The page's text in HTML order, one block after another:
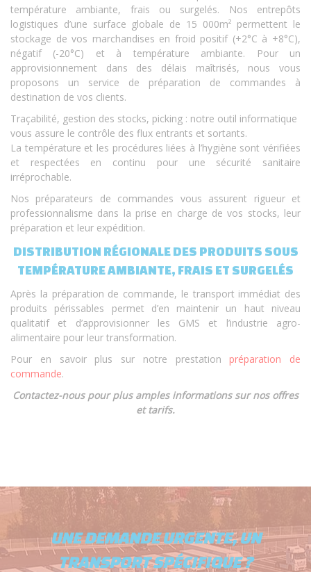
température ambiante, frais ou surgelés. Nos entrepôts
logistiques d’une surface globale de 15 000m² permettent le
stockage de vos marchandises en froid positif (+2°C à +8°C),
négatif (-20°C) et à température ambiante. Pour un
approvisionnement dans des délais maîtrisés, nous vous
proposons un service de préparation de commandes à
destination de vos clients.
Traçabilité, gestion des stocks, picking : notre outil informatique
vous assure le contrôle des flux entrants et sortants.
La température et les procédures liées à l’hygiène sont vérifiées
et respectées en continu pour une sécurité sanitaire
irréprochable.
Nos préparateurs de commandes vous assurent rigueur et
professionnalisme dans la prise en charge de vos stocks, leur
préparation et leur expédition.
DISTRIBUTION RÉGIONALE DES PRODUITS SOUS
TEMPÉRATURE AMBIANTE, FRAIS ET SURGELÉS
Après la préparation de commande, le transport immédiat des
produits périssables permet d’en maintenir un haut niveau
qualitatif et d’approvisionner les GMS et l’industrie agro-
alimentaire pour leur transformation.
Pour en savoir plus sur notre prestation préparation de
commande.
Contactez-nous pour plus amples informations sur nos offres
et tarifs.
UNE DEMANDE URGENTE, UN
TRANSPORT SPÉCIFIQUE ?